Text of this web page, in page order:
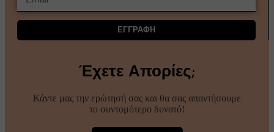
ΕΓΓΡΑΦΗ
Έχετε Απορίες;
Κάντε μας την ερώτησή σας και θα σας απαντήσουμε
το συντομότερο δυνατό!